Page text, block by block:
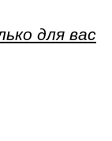
для вас